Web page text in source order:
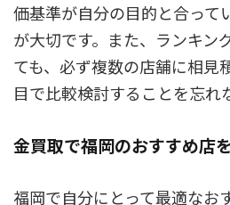
価基準が自分の目的と合って
が大切です。また、ランキン
ても、必ず複数の店舗に相見
目で比較検討することを忘れ
金買取で福岡のおすすめ店
福岡で自分にとって最適なお